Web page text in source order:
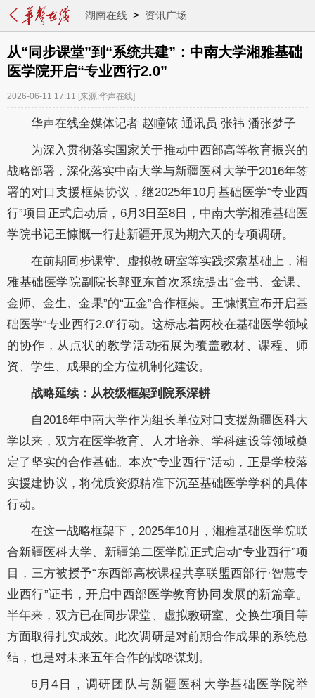
湖南在线> 资讯广场
从“同步课堂”到“系统共建”：中南大学湘雅基础
医学院开启“专业西行2.0”
2026-06-11 17:11 [来源:华声在线]
华声在线全媒体记者 赵瞳铱 通讯员 张祎 潘张梦子
为深入贯彻落实国家关于推动中西部高等教育振兴的
战略部署，深化落实中南大学与新疆医科大学于2016年签
署的对口支援框架协议，继2025年10月基础医学“专业西
行”项目正式启动后，6月3日至8日，中南大学湘雅基础医
学院书记王慷慨一行赴新疆开展为期六天的专项调研。
在前期同步课堂、虚拟教研室等实践探索基础上，湘
雅基础医学院副院长郭亚东首次系统提出“金书、金课、
金师、金生、金果”的“五金”合作框架。王慷慨宣布开启基
础医学“专业西行2.0”行动。这标志着两校在基础医学领域
的协作，从点状的教学活动拓展为覆盖教材、课程、师
资、学生、成果的全方位机制化建设。
战略延续：从校级框架到院系深耕
自2016年中南大学作为组长单位对口支援新疆医科大
学以来，双方在医学教育、人才培养、学科建设等领域奠
定了坚实的合作基础。本次“专业西行”活动，正是学校落
实援建协议，将优质资源精准下沉至基础医学学科的具体
行动。
在这一战略框架下，2025年10月，湘雅基础医学院联
合新疆医科大学、新疆第二医学院正式启动“专业西行”项
目，三方被授予“东西部高校课程共享联盟西部行·智慧专
业西行”证书，开启中西部医学教育协同发展的新篇章。
半年来，双方已在同步课堂、虚拟教研室、交换生项目等
方面取得扎实成效。此次调研是对前期合作成果的系统总
结，也是对未来五年合作的战略谋划。
6月4日，调研团队与新疆医科大学基础医学院举